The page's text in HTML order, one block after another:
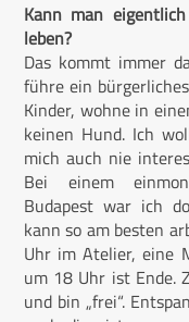
Kann man
leben?
Das kommt immer
führe ein
Kinder, wohne in
keinen Hund. Ich
mich auch nie
Bei einem
Budapest war ich
kann so am besten
Uhr im Atelier, eine
um 18 Uhr ist Ende.
und bin „frei“.